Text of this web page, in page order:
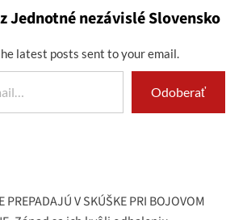
Jednotné nezávislé Slovensko
latest posts sent to your email.
Odoberať
PREPADAJÚ V SKÚŠKE PRI BOJOVOM